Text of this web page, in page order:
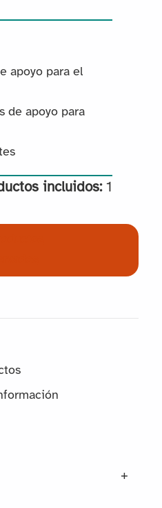
apoyo para el
de apoyo para
incluidos:1
+